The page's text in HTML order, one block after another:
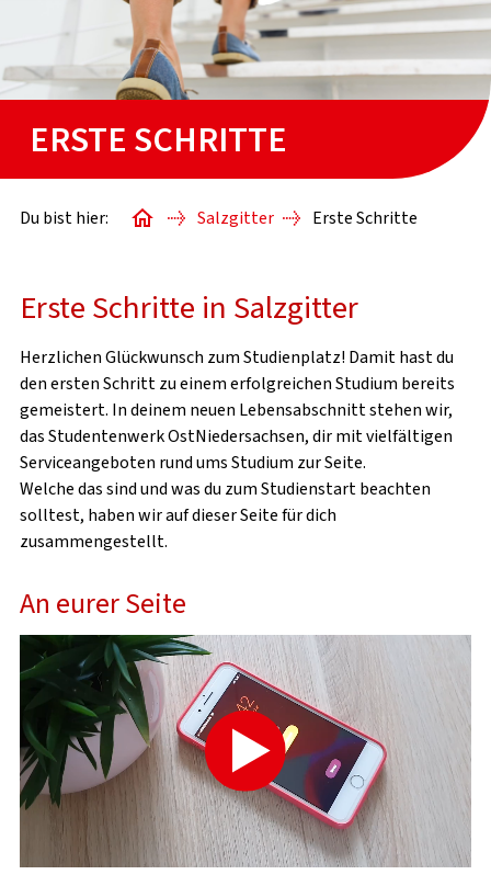
BAFÖG-ANTRAG
WISSENSWERTES
ANKUNFT & ERSTE SCHRITTE
IM STUDIUM
NACH DEM STUDIUM
ERSTE SCHRITTE
Du bist hier: Salzgitter Erste Schritte
Erste Schritte in Salzgitter
Herzlichen Glückwunsch zum Studienplatz! Damit hast du
den ersten Schritt zu einem erfolgreichen Studium bereits
gemeistert. In deinem neuen Lebensabschnitt stehen wir,
das Studentenwerk OstNiedersachsen, dir mit vielfältigen
Serviceangeboten rund ums Studium zur Seite.
Welche das sind und was du zum Studienstart beachten
solltest, haben wir auf dieser Seite für dich
zusammengestellt.
An eurer Seite